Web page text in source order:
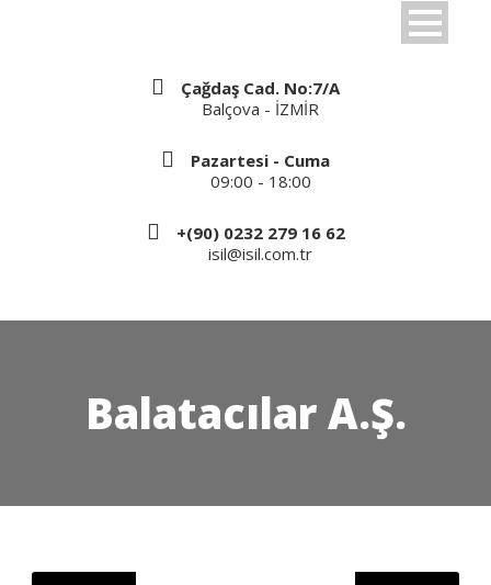
Çağdaş Cad. No:7/A
Balçova - İZMİR
Pazartesi - Cuma
09:00 - 18:00
+(90) 0232 279 16 62
isil@isil.com.tr
Balatacılar A.Ş.